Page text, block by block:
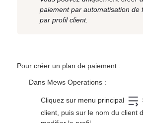
paiement par automatisation de
par profil client.
Pour créer un plan de paiement :
Dans Mews Operations :
Cliquez sur menu principal
client, puis sur le nom du client